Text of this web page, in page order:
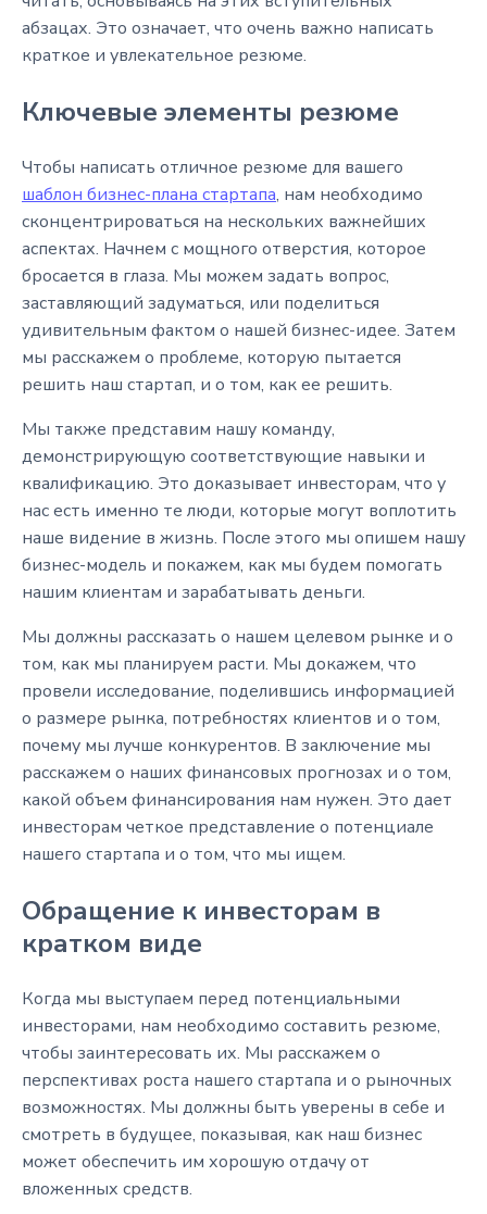
абзацах. Это означает, что очень важно написать
краткое и увлекательное резюме.
Ключевые элементы резюме
Чтобы написать отличное резюме для вашего
шаблон бизнес-плана стартапа, нам необходимо
сконцентрироваться на нескольких важнейших
аспектах. Начнем с мощного отверстия, которое
бросается в глаза. Мы можем задать вопрос,
заставляющий задуматься, или поделиться
удивительным фактом о нашей бизнес-идее. Затем
мы расскажем о проблеме, которую пытается
решить наш стартап, и о том, как ее решить.
Мы также представим нашу команду,
демонстрирующую соответствующие навыки и
квалификацию. Это доказывает инвесторам, что у
нас есть именно те люди, которые могут воплотить
наше видение в жизнь. После этого мы опишем нашу
бизнес-модель и покажем, как мы будем помогать
нашим клиентам и зарабатывать деньги.
Мы должны рассказать о нашем целевом рынке и о
том, как мы планируем расти. Мы докажем, что
провели исследование, поделившись информацией
о размере рынка, потребностях клиентов и о том,
почему мы лучше конкурентов. В заключение мы
расскажем о наших финансовых прогнозах и о том,
какой объем финансирования нам нужен. Это дает
инвесторам четкое представление о потенциале
нашего стартапа и о том, что мы ищем.
Обращение к инвесторам в
кратком виде
Когда мы выступаем перед потенциальными
инвесторами, нам необходимо составить резюме,
чтобы заинтересовать их. Мы расскажем о
перспективах роста нашего стартапа и о рыночных
возможностях. Мы должны быть уверены в себе и
смотреть в будущее, показывая, как наш бизнес
может обеспечить им хорошую отдачу от
вложенных средств.